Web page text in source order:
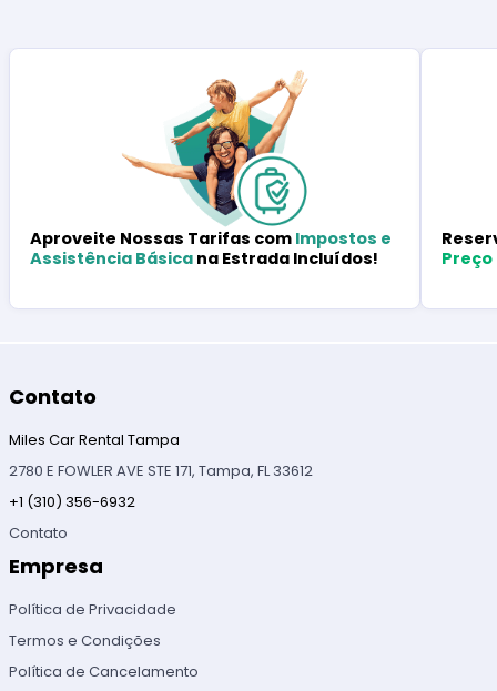
Aproveite Nossas Tarifas com Impostos e
Assistência Básica na Estrada Incluídos!
Preço
Contato
Miles Car Rental Tampa
2780 E FOWLER AVE STE 171, Tampa, FL 33612
+1 (310) 356-6932
Contato
Empresa
Política de Privacidade
Termos e Condições
Política de Cancelamento